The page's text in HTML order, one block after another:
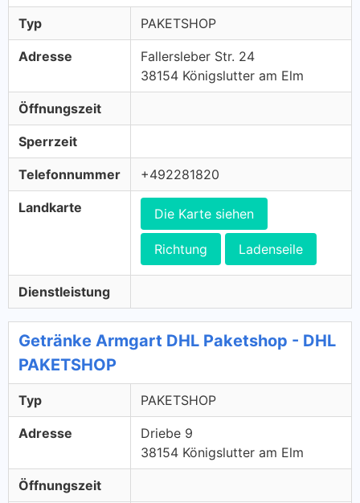
Typ PAKETSHOP
Adresse
Fallersleber Str. 24
38154 Königslutter am Elm
Öffnungszeit
Sperrzeit
Telefonnummer +492281820
Landkarte Die Karte siehen
Richtung Ladenseile
Dienstleistung
Getränke Armgart DHL Paketshop - DHL
PAKETSHOP
Typ PAKETSHOP
Adresse
Driebe 9
38154 Königslutter am Elm
Öffnungszeit